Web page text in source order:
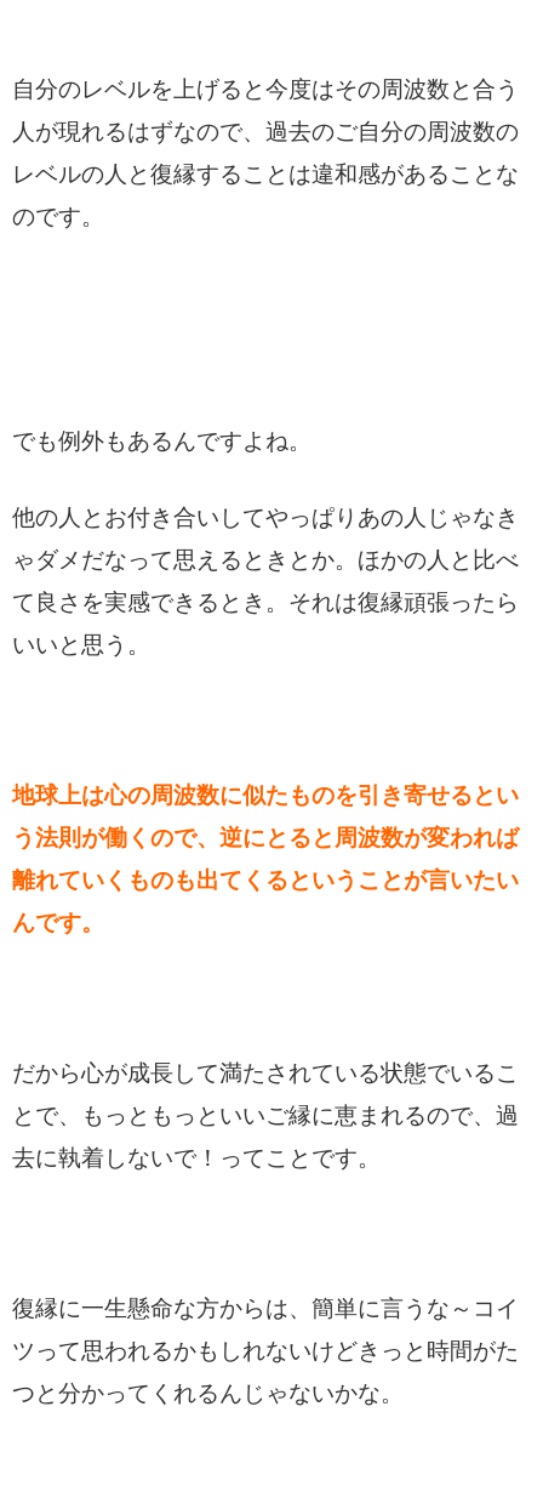
自分のレベルを上げると今度はその周波数と合う
人が現れるはずなので、過去のご自分の周波数の
レベルの人と復縁することは違和感があることな
のです。
でも例外もあるんですよね。
他の人とお付き合いしてやっぱりあの人じゃなき
ゃダメだなって思えるときとか。ほかの人と比べ
て良さを実感できるとき。それは復縁頑張ったら
いいと思う。
地球上は心の周波数に似たものを引き寄せるとい
う法則が働くので、逆にとると周波数が変われば
離れていくものも出てくるということが言いたい
んです。
だから心が成長して満たされている状態でいるこ
とで、もっともっといいご縁に恵まれるので、過
去に執着しないで！ってことです。
復縁に一生懸命な方からは、簡単に言うな～コイ
ツって思われるかもしれないけどきっと時間がた
つと分かってくれるんじゃないかな。